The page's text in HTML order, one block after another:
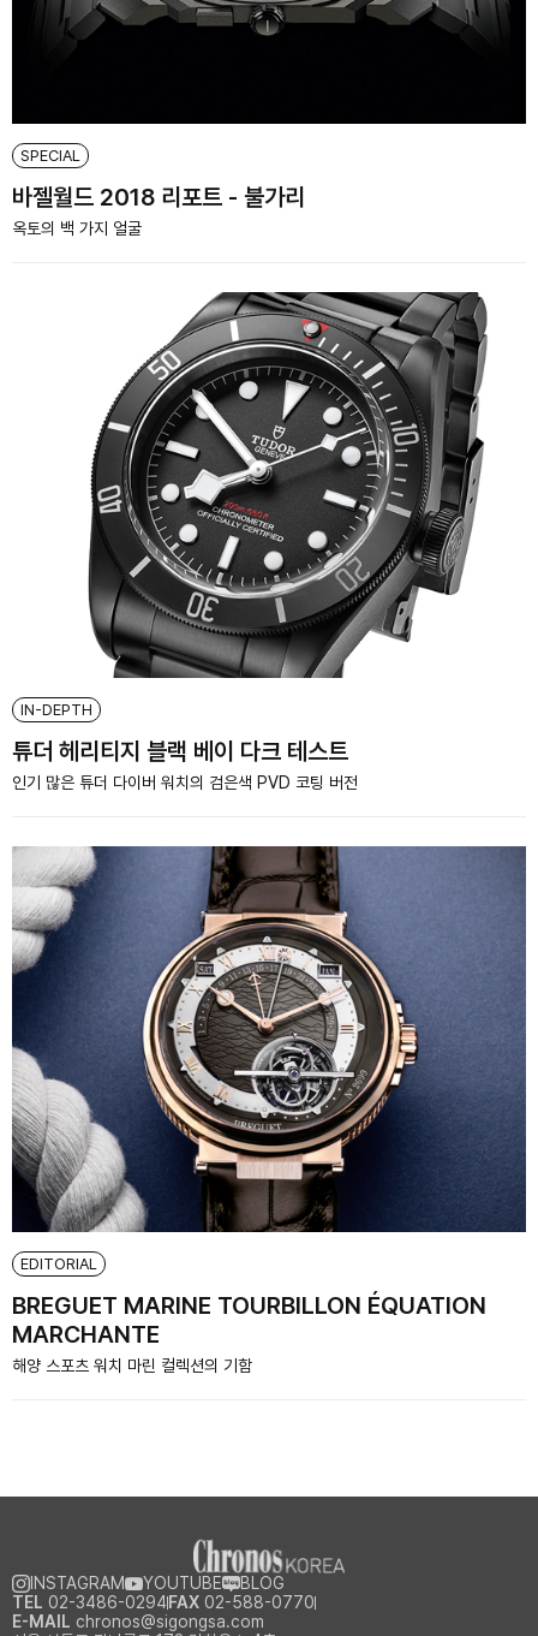
SPECIAL
바젤월드 2018 리포트 - 불가리
옥토의 백 가지 얼굴
IN-DEPTH
튜더 헤리티지 블랙 베이 다크 테스트
인기 많은 튜더 다이버 워치의 검은색 PVD 코팅 버전
EDITORIAL
BREGUET MARINE TOURBILLON ÉQUATION
MARCHANTE
해양 스포츠 워치 마린 컬렉션의 기함
INSTAGRAM YOUTUBE
BLOG
TEL 02-3486-0294 FAX 02-588-0770
E-MAIL chronos@sigongsa.com